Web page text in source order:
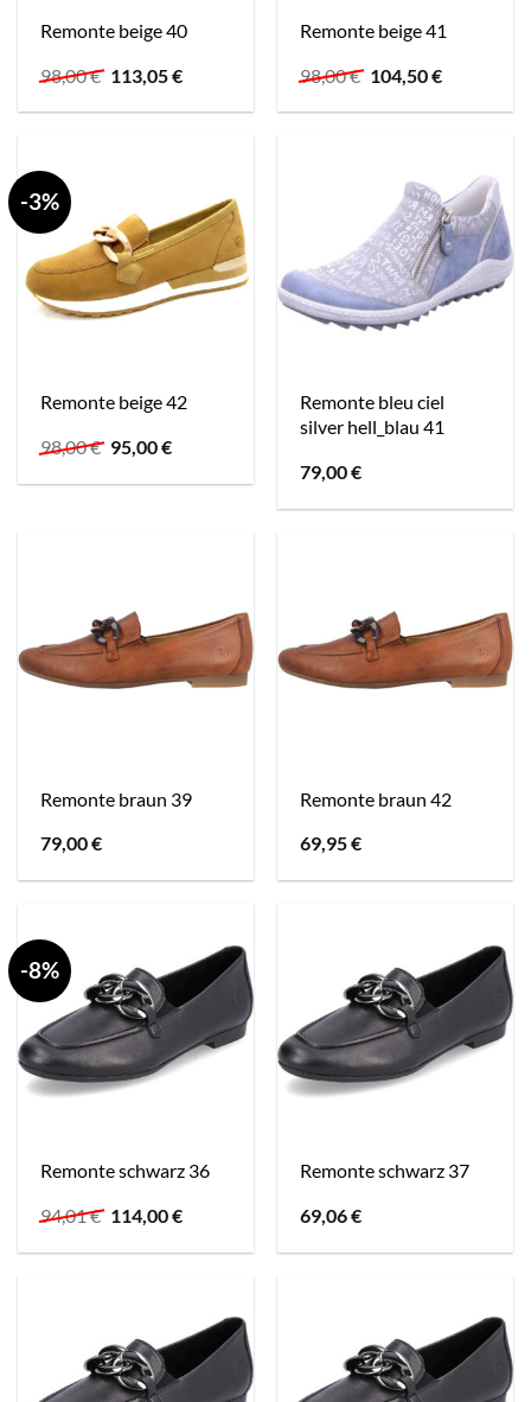
Remonte beige 40
98,00€ Ursprünglicher
Preis
war:
113,05€Aktueller
ist:
Remonte beige 41
98,00€ Ursprünglicher
Preis
war:
104,50€Aktueller
ist:
-3%
Remonte beige 42
98,00€ Ursprünglicher
Preis
war:
95,00€Aktueller
ist:
Remonte bleu ciel
silver hell_blau 41
79,00€
Remonte braun 39
79,00€
Remonte braun 42
69,95€
-8%
Remonte schwarz 36
94,01€ Ursprünglicher
Preis
war:
114,00€Aktueller
ist:
Remonte schwarz 37
69,06€